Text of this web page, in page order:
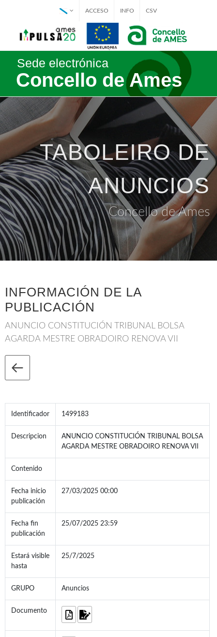
ACCESO INFO CSV
Sede electrónica
Concello de Ames
TABOLEIRO DE
ANUNCIOS
Concello de Ames
INFORMACIÓN DE LA
PUBLICACIÓN
ANUNCIO CONSTITUCIÓN TRIBUNAL BOLSA
AGARDA MESTRE OBRADOIRO RENOVA VII
Identificador 1499183
Descripcion
ANUNCIO CONSTITUCIÓN TRIBUNAL BOLSA
AGARDA MESTRE OBRADOIRO RENOVA VII
Contenido
Fecha inicio
publicación
27/03/2025 00:00
Fecha fin
publicación
25/07/2025 23:59
Estará visible
hasta
25/7/2025
GRUPO Anuncios
Documento